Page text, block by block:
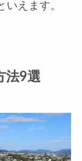
いえます。
法9選